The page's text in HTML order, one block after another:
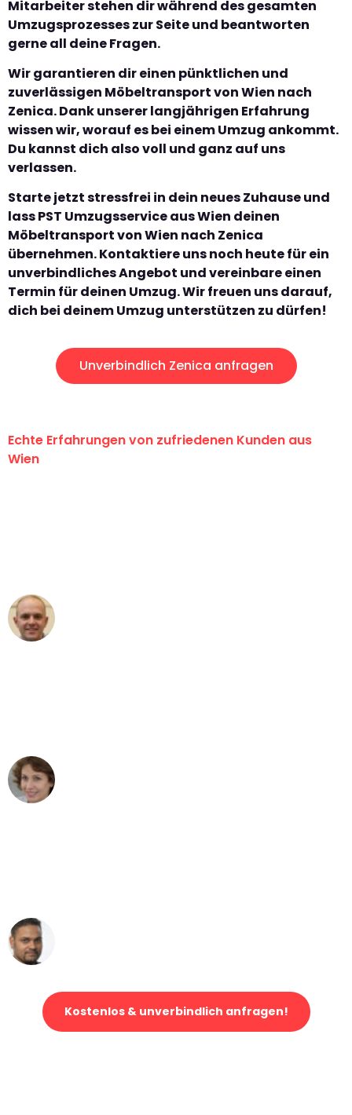
Mitarbeiter stehen dir während des gesamten
Umzugsprozesses zur Seite und beantworten
gerne all deine Fragen.
Wir garantieren dir einen pünktlichen und
zuverlässigen Möbeltransport von Wien nach
Zenica. Dank unserer langjährigen Erfahrung
wissen wir, worauf es bei einem Umzug ankommt.
Du kannst dich also voll und ganz auf uns
verlassen.
Starte jetzt stressfrei in dein neues Zuhause und
lass PST Umzugsservice aus Wien deinen
Möbeltransport von Wien nach Zenica
übernehmen. Kontaktiere uns noch heute für ein
unverbindliches Angebot und vereinbare einen
Termin für deinen Umzug. Wir freuen uns darauf,
dich bei deinem Umzug unterstützen zu dürfen!
Unverbindlich Zenica anfragen
Echte Erfahrungen von zufriedenen Kunden aus
Wien
Kostenlos & unverbindlich anfragen!